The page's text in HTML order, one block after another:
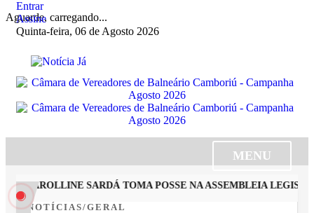
Aguarde, carregando...
Entrar
Assine
Quinta-feira, 06 de Agosto 2026
MENU
CAROLLINE SARDÁ TOMA POSSE NA ASSEMBLEIA
NOTÍCIAS/GERAL